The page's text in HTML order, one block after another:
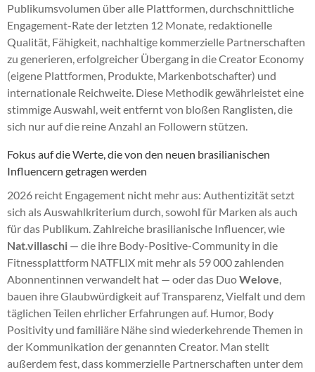
Publikumsvolumen über alle Plattformen, durchschnittliche
Engagement-Rate der letzten 12 Monate, redaktionelle
Qualität, Fähigkeit, nachhaltige kommerzielle Partnerschaften
zu generieren, erfolgreicher Übergang in die Creator Economy
(eigene Plattformen, Produkte, Markenbotschafter) und
internationale Reichweite. Diese Methodik gewährleistet eine
stimmige Auswahl, weit entfernt von bloßen Ranglisten, die
sich nur auf die reine Anzahl an Followern stützen.
Fokus auf die Werte, die von den neuen brasilianischen
Influencern getragen werden
2026 reicht Engagement nicht mehr aus: Authentizität setzt
sich als Auswahlkriterium durch, sowohl für Marken als auch
für das Publikum. Zahlreiche brasilianische Influencer, wie
Nat.villaschi — die ihre Body-Positive-Community in die
Fitnessplattform NATFLIX mit mehr als 59 000 zahlenden
Abonnentinnen verwandelt hat — oder das DuoWelove
bauen ihre Glaubwürdigkeit auf Transparenz, Vielfalt und dem
täglichen Teilen ehrlicher Erfahrungen auf. Humor, Body
Positivity und familiäre Nähe sind wiederkehrende Themen in
der Kommunikation der genannten Creator. Man stellt
außerdem fest, dass kommerzielle Partnerschaften unter dem